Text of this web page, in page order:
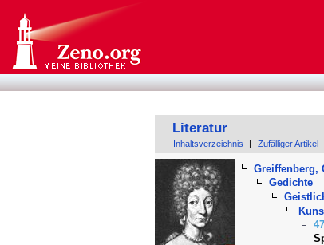
Literatur
Inhaltsverzeichnis Zufälliger Artikel
Greiffenberg,
Gedichte